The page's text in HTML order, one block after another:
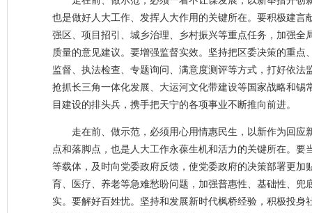
也是做好人大工作、发挥人大作用的关键所在。要积极建
强区、项目招引、城乡治理、乡村振兴等重点任务，加强
质量的意见建议。要增强监督实效。坚持把区委决策的重
监督、执法检查、专题询问、满意度测评等方式，打好依
抢抓长三角一体化发展、大运河文化带建设等国家战略和
目建设的排头兵，携手把天宁的各项事业不断推向前进。
走在前、做示范，必须用心用情惠民生，以新作为回
点和落脚点，也是人大工作永葆生机和活力的关键所在。
等载体，及时向党委政府反馈，使党委政府的决策部署更
育、医疗、养老等急难愁盼问题，加强普惠性、基础性、
实。要解好百姓忧。坚持和发展新时代枫桥经验，积极投身